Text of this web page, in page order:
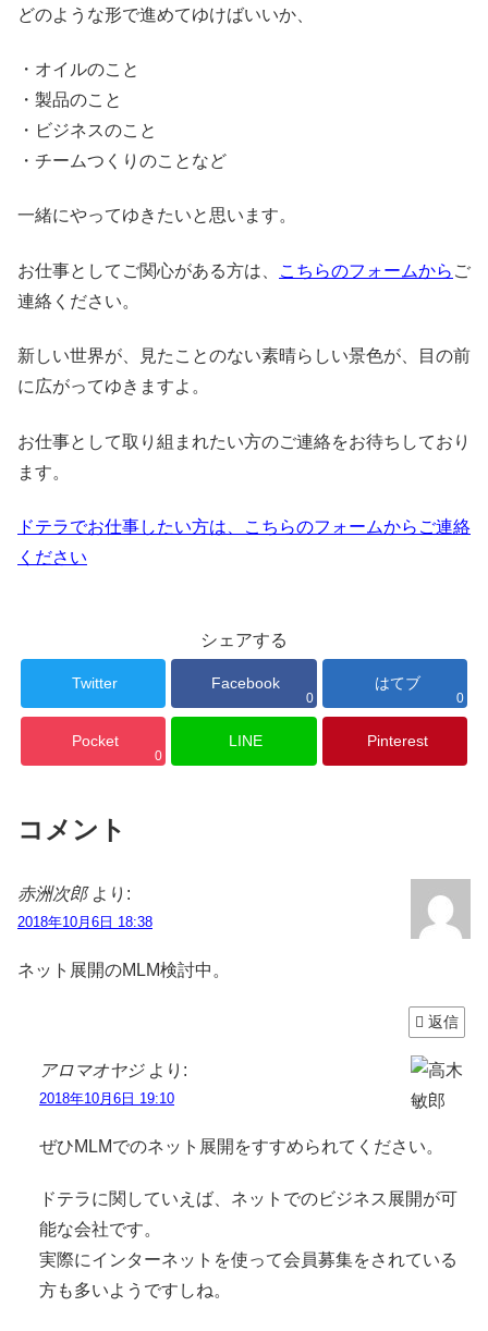
どのような形で進めてゆけばいいか、
・オイルのこと
・製品のこと
・ビジネスのこと
・チームつくりのことなど
一緒にやってゆきたいと思います。
お仕事としてご関心がある方は、 こちらのフォームから ご
連絡ください。
新しい世界が、見たことのない素晴らしい景色が、目の前
に広がってゆきますよ。
お仕事として取り組まれたい方のご連絡をお待ちしており
ます。
ドテラでお仕事したい方は、こちらのフォームからご連絡
ください
シェアする
Twitter Facebook
0
はてブ
0
Pocket
0
LINE Pinterest
コメント
赤洲次郎 より:
2018年10月6日 18:38
ネット展開のMLM検討中。
返信
アロマオヤジ より:
2018年10月6日 19:10
ぜひMLMでのネット展開をすすめられてください。
ドテラに関していえば、ネットでのビジネス展開が可
能な会社です。
実際にインターネットを使って会員募集をされている
方も多いようですしね。